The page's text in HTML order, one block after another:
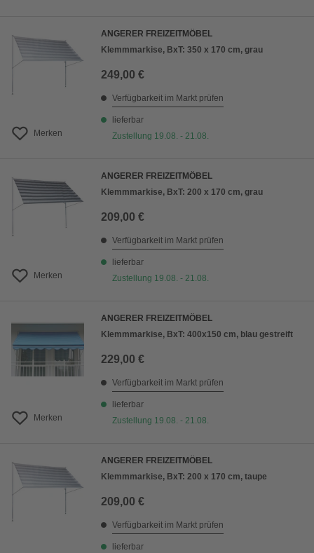
Merken
ANGERER FREIZEITMÖBEL
Klemmmarkise, BxT: 350 x 170 cm, grau
249,00 €
Verfügbarkeit im Markt prüfen
lieferbar
Zustellung 19.08. - 21.08.
Merken
ANGERER FREIZEITMÖBEL
Klemmmarkise, BxT: 200 x 170 cm, grau
209,00 €
Verfügbarkeit im Markt prüfen
lieferbar
Zustellung 19.08. - 21.08.
Merken
ANGERER FREIZEITMÖBEL
Klemmmarkise, BxT: 400x150 cm, blau gestreift
229,00 €
Verfügbarkeit im Markt prüfen
lieferbar
Zustellung 19.08. - 21.08.
ANGERER FREIZEITMÖBEL
Klemmmarkise, BxT: 200 x 170 cm, taupe
209,00 €
Verfügbarkeit im Markt prüfen
lieferbar